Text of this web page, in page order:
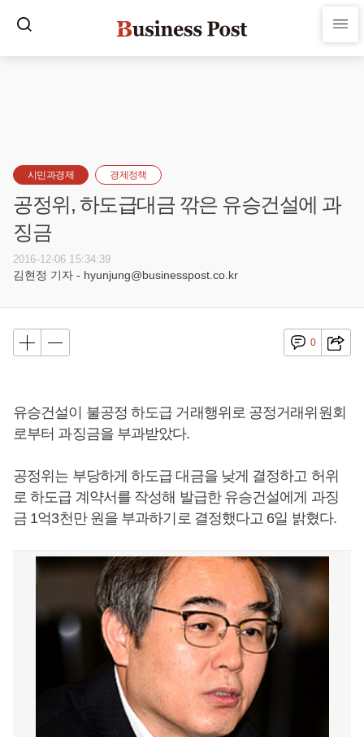
시민과경제 경제정책
공정위, 하도급대금 깎은 유승건설에 과
징금
2016-12-06 15:34:39
김현정 기자 - hyunjung@businesspost.co.kr
0
유승건설이 불공정 하도급 거래행위로 공정거래위원회
로부터 과징금을 부과받았다.
공정위는 부당하게 하도급 대금을 낮게 결정하고 허위
로 하도급 계약서를 작성해 발급한 유승건설에게 과징
금 1억3천만 원을 부과하기로 결정했다고 6일 밝혔다.